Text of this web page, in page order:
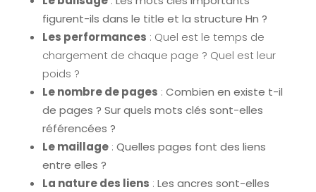
figurent-ils dans le title et la structure Hn ?
Les performances : Quel est le temps de
chargement de chaque page ? Quel est leur
poids ?
Le nombre de pages : Combien en existe t-il
de pages ? Sur quels mots clés sont-elles
référencées ?
Le maillage: Quelles pages font des liens
entre elles ?
La nature des liens : Les ancres sont-elles